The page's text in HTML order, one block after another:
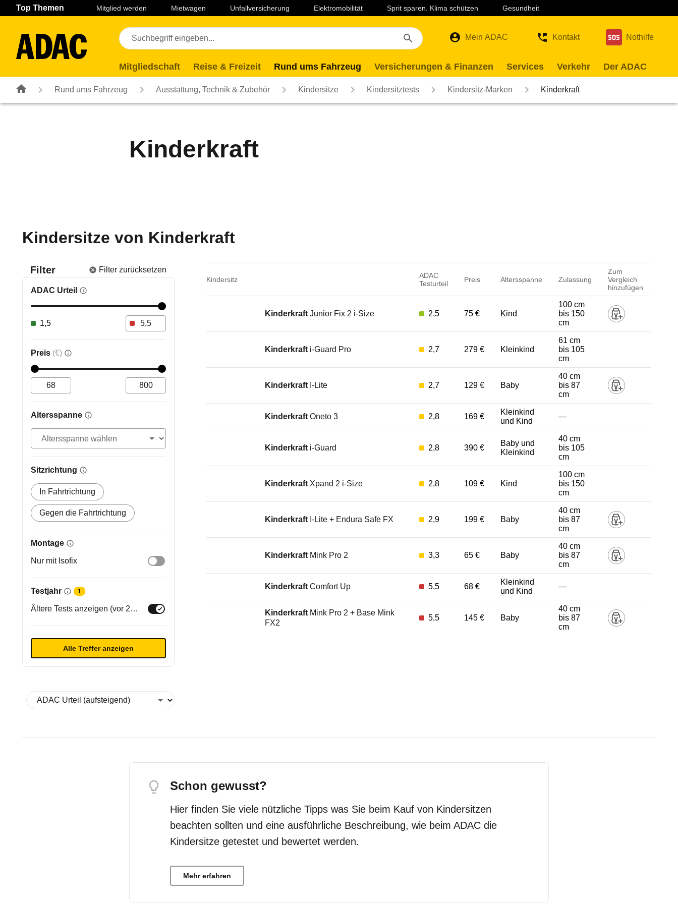
Navigation Seiteninhalt Fußzeile
Top Themen Mitglied werden Mietwagen Unfallversicherung Elektromobilität Sprit sparen. Klima schützen Gesundheit
Mein ADAC Kontakt Nothilfe
Mitgliedschaft Reise & Freizeit Rund ums Fahrzeug Versicherungen & Finanzen Services Verkehr Der ADAC
Rund ums Fahrzeug Ausstattung, Technik & Zubehör Kindersitze Kindersitztests Kindersitz-Marken Kinderkraft
Kinderkraft
Kindersitze von Kinderkraft
Filter Filter zurücksetzen
ADAC Urteil
1,5
Preis (€)
Altersspanne
Sitzrichtung
In Fahrtrichtung
Gegen die Fahrtrichtung
Montage
Nur mit Isofix
Testjahr 1
Ältere Tests anzeigen (vor 2020)
Alle Treffer anzeigen
Kindersitz
ADAC
Testurteil
Preis Altersspanne Zulassung
Zum
Vergleich
hinzufügen
Kinderkraft Junior Fix 2 i-Size 2,5 75 € Kind
100 cm
bis 150
cm
Kinderkraft i-Guard Pro 2,7 279 € Kleinkind
61 cm
bis 105
cm
Kinderkraft I-Lite 2,7 129 € Baby
40 cm
bis 87
cm
Kinderkraft Oneto 3 2,8 169 €
Kleinkind
und Kind
—
Kinderkraft i-Guard 2,8 390 €
Baby und
Kleinkind
40 cm
bis 105
cm
Kinderkraft Xpand 2 i-Size 2,8 109 € Kind
100 cm
bis 150
cm
Kinderkraft I-Lite + Endura Safe FX 2,9 199 € Baby
40 cm
bis 87
cm
Kinderkraft Mink Pro 2 3,3 65 € Baby
40 cm
bis 87
cm
Kinderkraft Comfort Up 5,5 68 €
Kleinkind
und Kind
—
Kinderkraft Mink Pro 2 + Base Mink
FX2
5,5 145 € Baby
40 cm
bis 87
cm
Schon gewusst?
Hier finden Sie viele nützliche Tipps was Sie beim Kauf von Kindersitzen
beachten sollten und eine ausführliche Beschreibung, wie beim ADAC die
Kindersitze getestet und bewertet werden.
Mehr erfahren